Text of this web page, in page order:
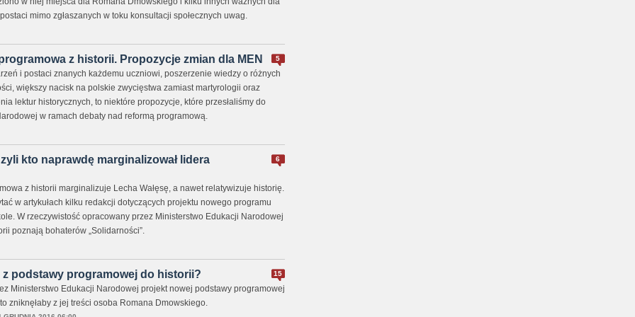
mimo zgłaszanych w toku konsultacji społecznych uwag.
5
z historii. Propozycje zmian dla MEN
i postaci znanych każdemu uczniowi, poszerzenie wiedzy o różnych
większy nacisk na polskie zwycięstwa zamiast martyrologii oraz
lektur historycznych, to niektóre propozycje, które przesłaliśmy do
w ramach debaty nad reformą programową.
6
kto naprawdę marginalizował lidera
z historii marginalizuje Lecha Wałęsę, a nawet relatywizuje historię.
w artykułach kilku redakcji dotyczących projektu nowego programu
W rzeczywistość opracowany przez Ministerstwo Edukacji Narodowej
poznają bohaterów „Solidarności”.
15
podstawy programowej do historii?
Ministerstwo Edukacji Narodowej projekt nowej podstawy programowej
zniknęłaby z jej treści osoba Romana Dmowskiego.